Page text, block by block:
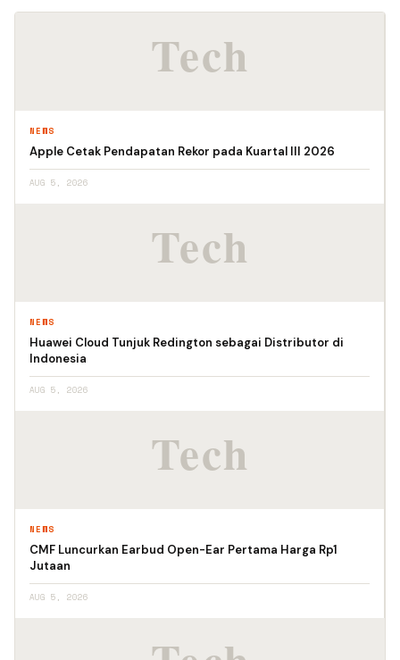
NEWS
Apple Cetak Pendapatan Rekor pada Kuartal III 2026
AUG 5, 2026
NEWS
Huawei Cloud Tunjuk Redington sebagai Distributor di
Indonesia
AUG 5, 2026
NEWS
CMF Luncurkan Earbud Open-Ear Pertama Harga Rp1
Jutaan
AUG 5, 2026